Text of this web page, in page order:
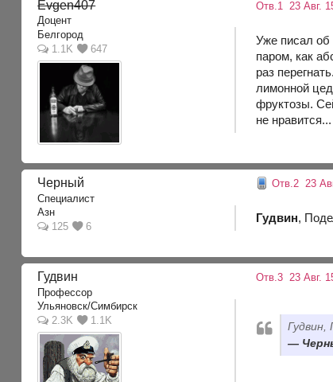
Evgen407
Доцент
Белгород
1.1K
647
Отв.1 23 Авг.
Уже писал об
паром, как
раз
лимонной
фруктозы.
не нравится...
Черный
Специалист
Азн
125
6
Отв.2 23
Гудвин,
Гудвин
Профессор
Ульяновск/Симбирск
2.3K
1.1K
Отв.3 23 Авг.
Гудвин,